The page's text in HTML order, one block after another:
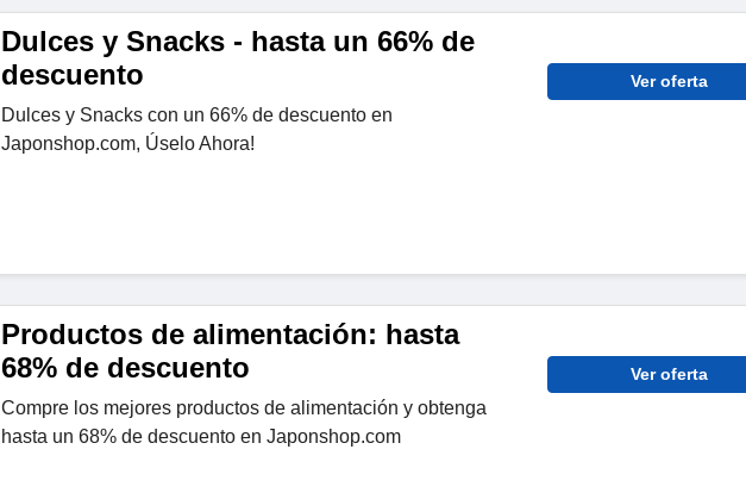
Dulces y Snacks - hasta un 66% de
descuento
Dulces y Snacks con un 66% de descuento en
Japonshop.com, Úselo Ahora!
Ver oferta
Productos de alimentación: hasta
68% de descuento
Compre los mejores productos de alimentación y obtenga
hasta un 68% de descuento en Japonshop.com
Ver oferta